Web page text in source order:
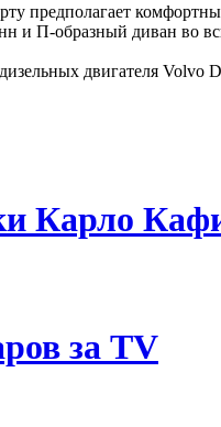
предполагает
и П-образный диван во
двигателя Volvo
Карло
за TV